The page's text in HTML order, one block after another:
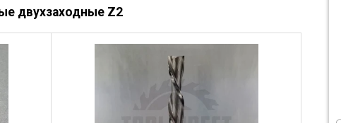
двухзаходные Z2